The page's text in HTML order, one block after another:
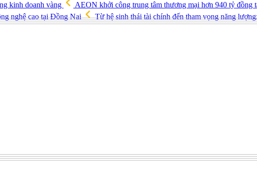
kinh doanh vàng
AEON khởi công trung tâm thương mại hơn 940 tỷ đồng
nghệ cao tại Đồng Nai
Từ hệ sinh thái tài chính đến tham vọng năng